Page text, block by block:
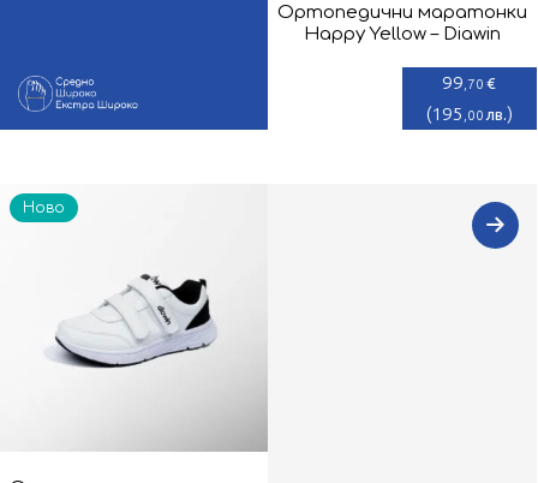
Ортопедични маратонки
Happy Yellow – Diawin
99 ,70 €
(195 ,00 лв.)
Ново